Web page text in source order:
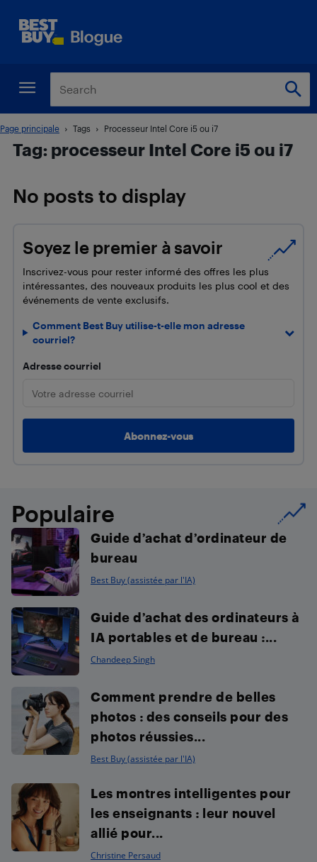
Page principale Tags Processeur Intel Core i5 ou i7
Tag: processeur Intel Core i5 ou i7
No posts to display
Soyez le premier à savoir
Inscrivez-vous pour rester informé des offres les plus
intéressantes, des nouveaux produits les plus cool et des
événements de vente exclusifs.
Comment Best Buy utilise-t-elle mon adresse
courriel?
Adresse courriel
Populaire
Guide d’achat d’ordinateur de
bureau
Best Buy (assistée par l'IA)
Guide d’achat des ordinateurs à
IA portables et de bureau :...
Chandeep Singh
Comment prendre de belles
photos : des conseils pour des
photos réussies...
Best Buy (assistée par l'IA)
Les montres intelligentes pour
les enseignants : leur nouvel
allié pour...
Christine Persaud